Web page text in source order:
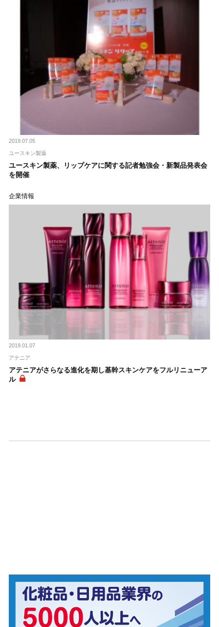
2019.07.05
ユースキン製薬
ユースキン製薬、リップケアに関する記者勉強会・新製品発表会
を開催
企業情報
2019.01.07
アテニア
アテニアがさらなる進化を期し基幹スキンケアをフルリニューア
ル